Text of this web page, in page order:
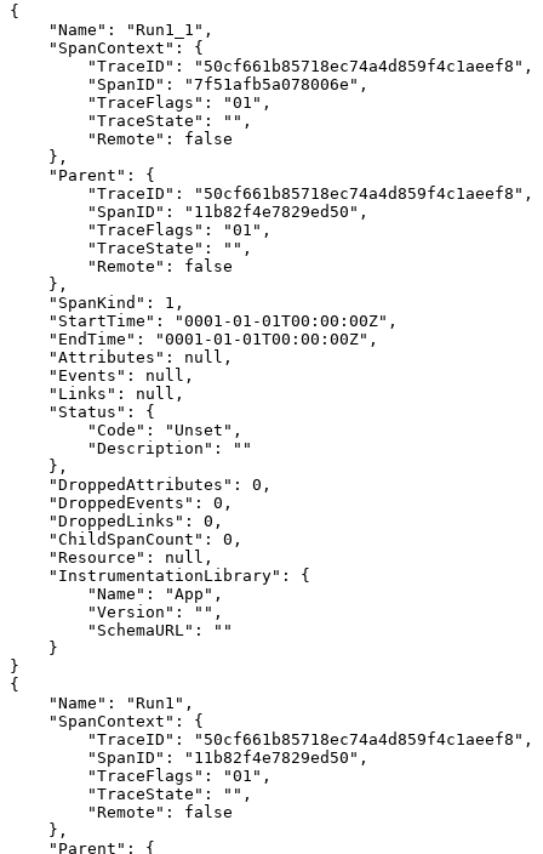
{
    "Name": "Run1_1",
    "SpanContext": {
        "TraceID": "50cf661b85718ec74a4d859f4c1aeef8",
        "SpanID": "7f51afb5a078006e",
        "TraceFlags": "01",
        "TraceState": "",
        "Remote": false
    },
    "Parent": {
        "TraceID": "50cf661b85718ec74a4d859f4c1aeef8",
        "SpanID": "11b82f4e7829ed50",
        "TraceFlags": "01",
        "TraceState": "",
        "Remote": false
    },
    "SpanKind": 1,
    "StartTime": "0001-01-01T00:00:00Z",
    "EndTime": "0001-01-01T00:00:00Z",
    "Attributes": null,
    "Events": null,
    "Links": null,
    "Status": {
        "Code": "Unset",
        "Description": ""
    },
    "DroppedAttributes": 0,
    "DroppedEvents": 0,
    "DroppedLinks": 0,
    "ChildSpanCount": 0,
    "Resource": null,
    "InstrumentationLibrary": {
        "Name": "App",
        "Version": "",
        "SchemaURL": ""
    }
}
{
    "Name": "Run1",
    "SpanContext": {
        "TraceID": "50cf661b85718ec74a4d859f4c1aeef8",
        "SpanID": "11b82f4e7829ed50",
        "TraceFlags": "01",
        "TraceState": "",
        "Remote": false
    },
    "Parent": {